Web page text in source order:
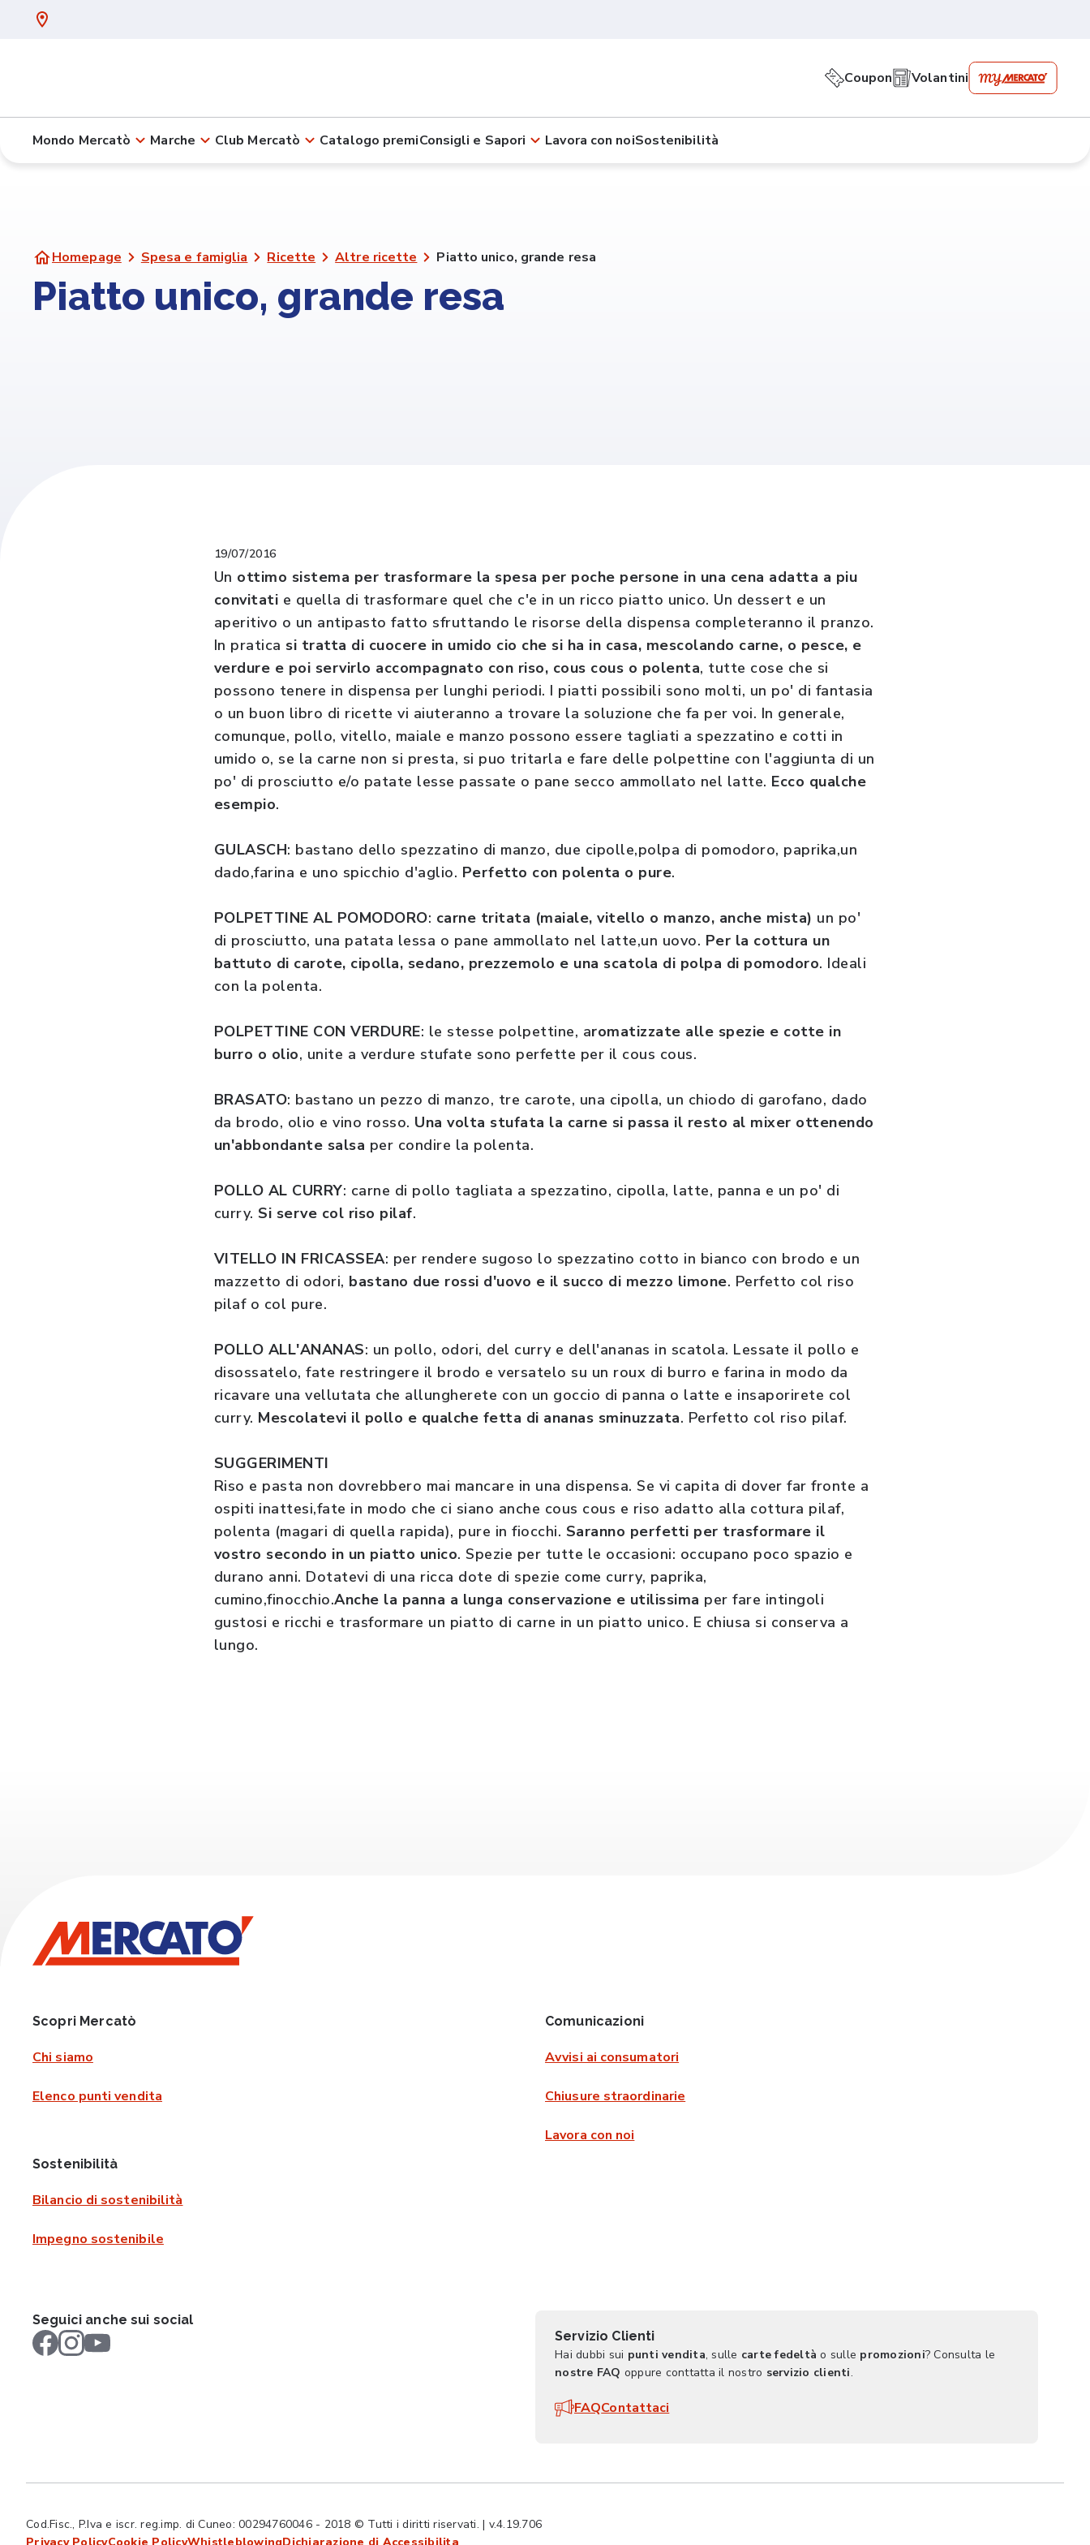
Coupon Volantini
Mondo Mercatò Marche Club Mercatò Catalogo premiConsigli e Sapori Lavora con noiSostenibilità
Homepage Spesa e famiglia Ricette Altre ricette Piatto unico, grande resa
Piatto unico, grande resa
19/07/2016
Un ottimo sistema per trasformare la spesa per poche persone in una cena adatta a piu
convitati e quella di trasformare quel che c'e in un ricco piatto unico. Un dessert e un
aperitivo o un antipasto fatto sfruttando le risorse della dispensa completeranno il pranzo.
In pratica si tratta di cuocere in umido cio che si ha in casa, mescolando carne, o pesce, e
verdure e poi servirlo accompagnato con riso, cous cous o polenta, tutte cose che si
possono tenere in dispensa per lunghi periodi. I piatti possibili sono molti, un po' di fantasia
o un buon libro di ricette vi aiuteranno a trovare la soluzione che fa per voi. In generale,
comunque, pollo, vitello, maiale e manzo possono essere tagliati a spezzatino e cotti in
umido o, se la carne non si presta, si puo tritarla e fare delle polpettine con l'aggiunta di un
po' di prosciutto e/o patate lesse passate o pane secco ammollato nel latte. Ecco qualche
esempio.
GULASCH: bastano dello spezzatino di manzo, due cipolle,polpa di pomodoro, paprika,un
dado,farina e uno spicchio d'aglio. Perfetto con polenta o pure.
POLPETTINE AL POMODORO: carne tritata (maiale, vitello o manzo, anche mista) un po'
di prosciutto, una patata lessa o pane ammollato nel latte,un uovo. Per la cottura un
battuto di carote, cipolla, sedano, prezzemolo e una scatola di polpa di pomodoro. Ideali
con la polenta.
POLPETTINE CON VERDURE: le stesse polpettine, aromatizzate alle spezie e cotte in
burro o olio, unite a verdure stufate sono perfette per il cous cous.
BRASATO: bastano un pezzo di manzo, tre carote, una cipolla, un chiodo di garofano, dado
da brodo, olio e vino rosso. Una volta stufata la carne si passa il resto al mixer ottenendo
un'abbondante salsa per condire la polenta.
POLLO AL CURRY: carne di pollo tagliata a spezzatino, cipolla, latte, panna e un po' di
curry. Si serve col riso pilaf.
VITELLO IN FRICASSEA: per rendere sugoso lo spezzatino cotto in bianco con brodo e un
mazzetto di odori, bastano due rossi d'uovo e il succo di mezzo limone. Perfetto col riso
pilaf o col pure.
POLLO ALL'ANANAS: un pollo, odori, del curry e dell'ananas in scatola. Lessate il pollo e
disossatelo, fate restringere il brodo e versatelo su un roux di burro e farina in modo da
ricavare una vellutata che allungherete con un goccio di panna o latte e insaporirete col
curry. Mescolatevi il pollo e qualche fetta di ananas sminuzzata. Perfetto col riso pilaf.
SUGGERIMENTI
Riso e pasta non dovrebbero mai mancare in una dispensa. Se vi capita di dover far fronte a
ospiti inattesi,fate in modo che ci siano anche cous cous e riso adatto alla cottura pilaf,
polenta (magari di quella rapida), pure in fiocchi. Saranno perfetti per trasformare il
vostro secondo in un piatto unico. Spezie per tutte le occasioni: occupano poco spazio e
durano anni. Dotatevi di una ricca dote di spezie come curry, paprika,
cumino,finocchio.Anche la panna a lunga conservazione e utilissima per fare intingoli
gustosi e ricchi e trasformare un piatto di carne in un piatto unico. E chiusa si conserva a
lungo.
Scopri Mercatò
Chi siamo
Elenco punti vendita
Comunicazioni
Avvisi ai consumatori
Chiusure straordinarie
Lavora con noi
Sostenibilità
Bilancio di sostenibilità
Impegno sostenibile
Seguici anche sui social
Servizio Clienti
Hai dubbi sui punti vendita, sulle carte fedeltà o sulle promozioni? Consulta le
nostre FAQ oppure conttatta il nostro servizio clienti.
FAQContattaci
Cod.Fisc., P.Iva e iscr. reg.imp. di Cuneo: 00294760046 - 2018 © Tutti i diritti riservati. | v.4.19.706